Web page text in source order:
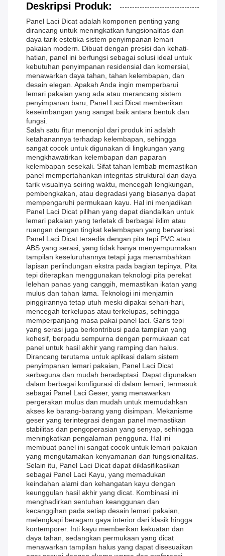
Deskripsi Produk:
Panel Laci Dicat adalah komponen penting yang
dirancang untuk meningkatkan fungsionalitas dan
daya tarik estetika sistem penyimpanan lemari
pakaian modern. Dibuat dengan presisi dan kehati-
hatian, panel ini berfungsi sebagai solusi ideal untuk
kebutuhan penyimpanan residensial dan komersial,
menawarkan daya tahan, tahan kelembapan, dan
desain elegan. Apakah Anda ingin memperbarui
lemari pakaian yang ada atau merancang sistem
penyimpanan baru, Panel Laci Dicat memberikan
keseimbangan yang sangat baik antara bentuk dan
fungsi.
Salah satu fitur menonjol dari produk ini adalah
ketahanannya terhadap kelembapan, sehingga
sangat cocok untuk digunakan di lingkungan yang
mengkhawatirkan kelembapan dan paparan
kelembapan sesekali. Sifat tahan lembab memastikan
panel mempertahankan integritas struktural dan daya
tarik visualnya seiring waktu, mencegah lengkungan,
pembengkakan, atau degradasi yang biasanya dapat
mempengaruhi permukaan kayu. Hal ini menjadikan
Panel Laci Dicat pilihan yang dapat diandalkan untuk
lemari pakaian yang terletak di berbagai iklim atau
ruangan dengan tingkat kelembapan yang bervariasi.
Panel Laci Dicat tersedia dengan pita tepi PVC atau
ABS yang serasi, yang tidak hanya menyempurnakan
tampilan keseluruhannya tetapi juga menambahkan
lapisan perlindungan ekstra pada bagian tepinya. Pita
tepi diterapkan menggunakan teknologi pita perekat
lelehan panas yang canggih, memastikan ikatan yang
mulus dan tahan lama. Teknologi ini menjamin
pinggirannya tetap utuh meski dipakai sehari-hari,
mencegah terkelupas atau terkelupas, sehingga
memperpanjang masa pakai panel laci. Garis tepi
yang serasi juga berkontribusi pada tampilan yang
kohesif, berpadu sempurna dengan permukaan cat
panel untuk hasil akhir yang ramping dan halus.
Dirancang terutama untuk aplikasi dalam sistem
penyimpanan lemari pakaian, Panel Laci Dicat
serbaguna dan mudah beradaptasi. Dapat digunakan
dalam berbagai konfigurasi di dalam lemari, termasuk
sebagai Panel Laci Geser, yang menawarkan
pergerakan mulus dan mudah untuk memudahkan
akses ke barang-barang yang disimpan. Mekanisme
geser yang terintegrasi dengan panel memastikan
stabilitas dan pengoperasian yang senyap, sehingga
meningkatkan pengalaman pengguna. Hal ini
membuat panel ini sangat cocok untuk lemari pakaian
yang mengutamakan kenyamanan dan fungsionalitas.
Selain itu, Panel Laci Dicat dapat diklasifikasikan
sebagai Panel Laci Kayu, yang memadukan
keindahan alami dan kehangatan kayu dengan
keunggulan hasil akhir yang dicat. Kombinasi ini
menghadirkan sentuhan keanggunan dan
kecanggihan pada setiap desain lemari pakaian,
melengkapi beragam gaya interior dari klasik hingga
kontemporer. Inti kayu memberikan kekuatan dan
daya tahan, sedangkan permukaan yang dicat
menawarkan tampilan halus yang dapat disesuaikan